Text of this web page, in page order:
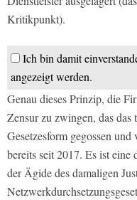
Kritikpunkt).
Ich bin damit
angezeigt werden.
Genau dieses Prinzip, die
Zensur zu zwingen, das
Gesetzesform gegossen
bereits seit 2017. Es ist eine
der Ägide des damaligen